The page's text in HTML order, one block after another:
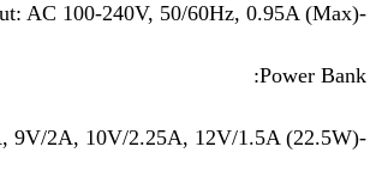
-Input: AC 100-240V, 50/60Hz, 0.95A (Max)
Power Bank:
-USB-A Port Output: 5V/3A, 9V/2A, 10V/2.25A, 12V/1.5A (22.5W)